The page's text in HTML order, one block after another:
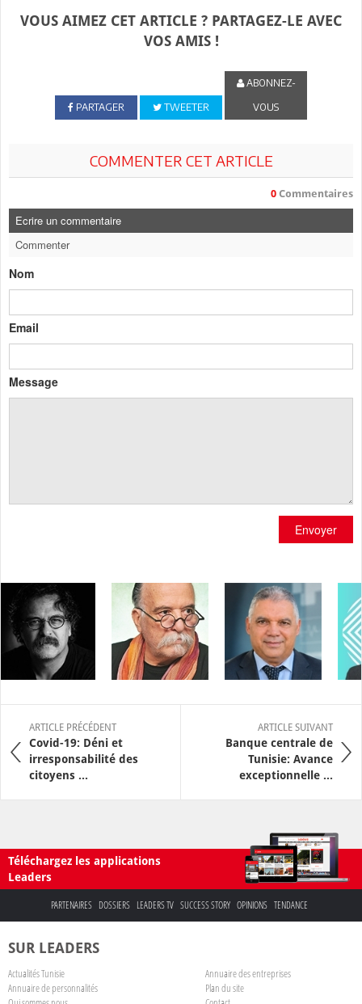
VOUS AIMEZ CET ARTICLE ? PARTAGEZ-LE AVEC
VOS AMIS !
PARTAGER TWEETER
ABONNEZ-
VOUS
COMMENTER CET ARTICLE
0 Commentaires
Ecrire un commentaire
Commenter
Nom
Email
Message
Envoyer
ARTICLE PRÉCÉDENT
Covid-19: Déni et
irresponsabilité des
citoyens ...
ARTICLE SUIVANT
Banque centrale de
Tunisie: Avance
exceptionnelle ...
Téléchargez les applications
Leaders
PARTENAIRES DOSSIERS LEADERS TV SUCCESS STORY OPINIONS TENDANCE
SUR LEADERS
Actualités Tunisie
Annuaire des entreprises
Annuaire de personnalités
Plan du site